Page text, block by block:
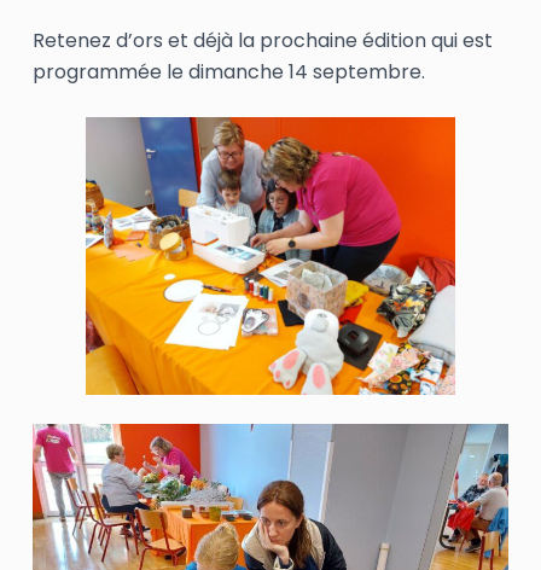
Retenez d’ors et déjà la prochaine édition qui est
programmée le dimanche 14 septembre.